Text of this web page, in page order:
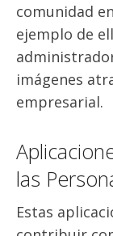
comunidad
ejemplo de
imágenes
empresarial.
las
Estas